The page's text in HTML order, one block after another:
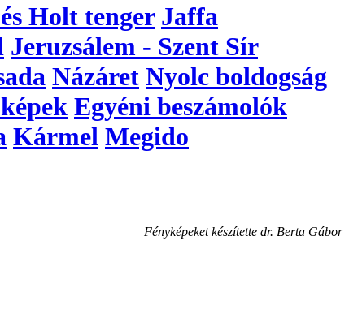
Holt tenger Jaffa
Jeruzsálem - Szent Sír
Názáret Nyolc boldogság
Egyéni beszámolók
Kármel Megido
Fényképeket készítette dr. Berta Gábor